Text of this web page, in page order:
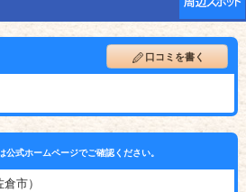
口コミを書く
公式ホームページでご確認ください。
市）